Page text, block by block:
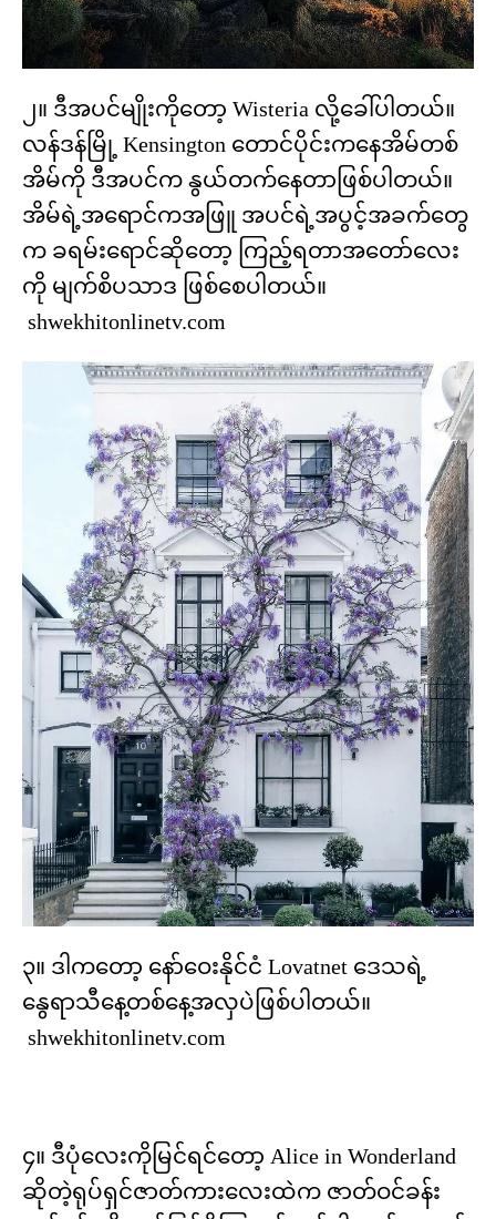
၂။ ဒီအပင်မျိုးကိုတော့ Wisteria လို့ခေါ်ပါတယ်။
လန်ဒန်မြို့ Kensington တောင်ပိုင်းကနေအိမ်တစ်
အိမ်ကို ဒီအပင်က နွယ်တက်နေတာဖြစ်ပါတယ်။
အိမ်ရဲ့အရောင်ကအဖြူ အပင်ရဲ့အပွင့်အခက်တွေ
က ခရမ်းရောင်ဆိုတော့ ကြည့်ရတာအတော်လေး
ကို မျက်စိပသာဒ ဖြစ်စေပါတယ်။
shwekhitonlinetv.com
၃။ ဒါကတော့ နော်ဝေးနိုင်ငံ Lovatnet ဒေသရဲ့
နွေရာသီနေ့တစ်နေ့အလှပဲဖြစ်ပါတယ်။
shwekhitonlinetv.com
၄။ ဒီပုံလေးကိုမြင်ရင်တော့ Alice in Wonderland
ဆိုတဲ့ရုပ်ရှင်ဇာတ်ကားလေးထဲက ဇာတ်ဝင်ခန်း